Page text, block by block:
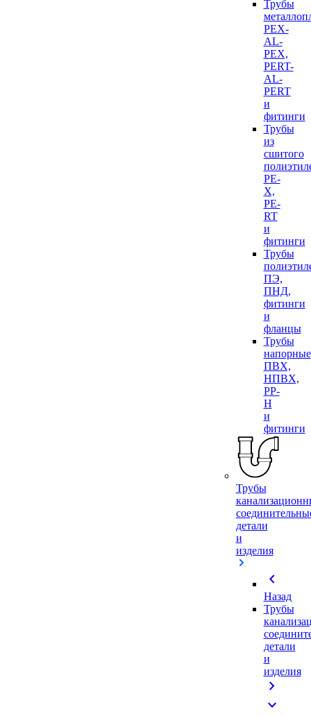
Трубы
PEX-
AL-
PEX,
PERT-
AL-
PERT
и
фитинги
Трубы
из
сшитого
PE-
X,
PE-
RT
и
фитинги
Трубы
ПЭ,
ПНД,
фитинги
и
фланцы
Трубы
напорные
ПВХ,
НПВХ,
PP-
H
и
фитинги
Трубы
детали
и
изделия
chevron_left
Назад
Трубы
детали
и
изделия
chevron_right
expand_more